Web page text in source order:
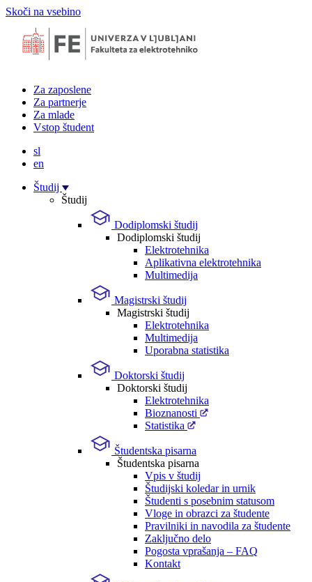
Skoči na vsebino
Za zaposlene
Za partnerje
Za mlade
Vstop študent
sl
en
Študij
Študij
Dodiplomski študij
Dodiplomski študij
Elektrotehnika
Aplikativna elektrotehnika
Multimedija
Magistrski študij
Magistrski študij
Elektrotehnika
Multimedija
Uporabna statistika
Doktorski študij
Doktorski študij
Elektrotehnika
Bioznanosti
Statistika
Študentska pisarna
Študentska pisarna
Vpis v študij
Študijski koledar in urnik
Študenti s posebnim statusom
Vloge in obrazci za študente
Pravilniki in navodila za študente
Zaključno delo
Pogosta vprašanja – FAQ
Kontakt